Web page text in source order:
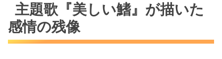
主題歌『美しい鰭』が描いた
感情の残像